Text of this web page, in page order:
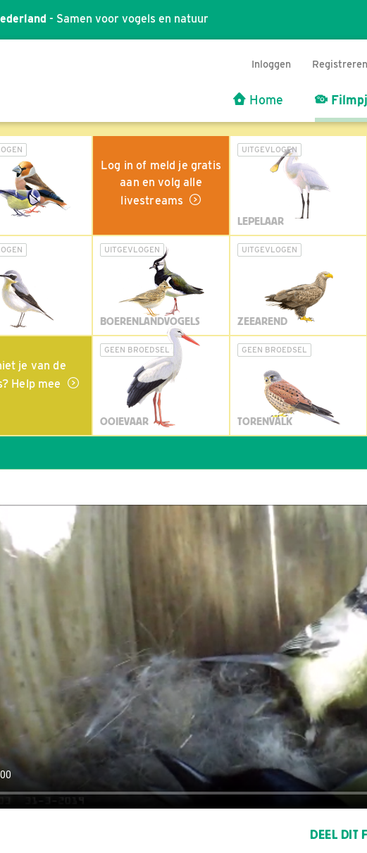
- Samen voor vogels en natuur
Inloggen Registreren
Home
Log in of meld je gratis
aan en volg alle
livestreams
UITGEVLOGEN
LEPELAAR
UITGEVLOGEN
BOERENLANDVOGELS
UITGEVLOGEN
ZEEAREND
je van de
Help mee
GEEN BROEDSEL
OOIEVAAR
GEEN BROEDSEL
TORENVALK
DEEL DIT